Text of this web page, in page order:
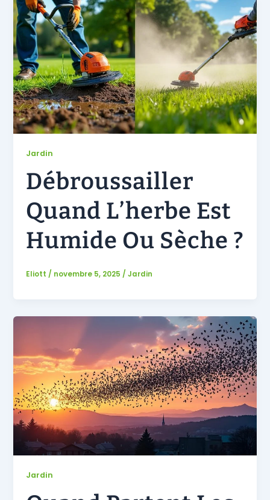
Jardin
Débroussailler
Quand L’herbe Est
Humide Ou Sèche ?
Eliott / novembre 5, 2025 / Jardin
Jardin